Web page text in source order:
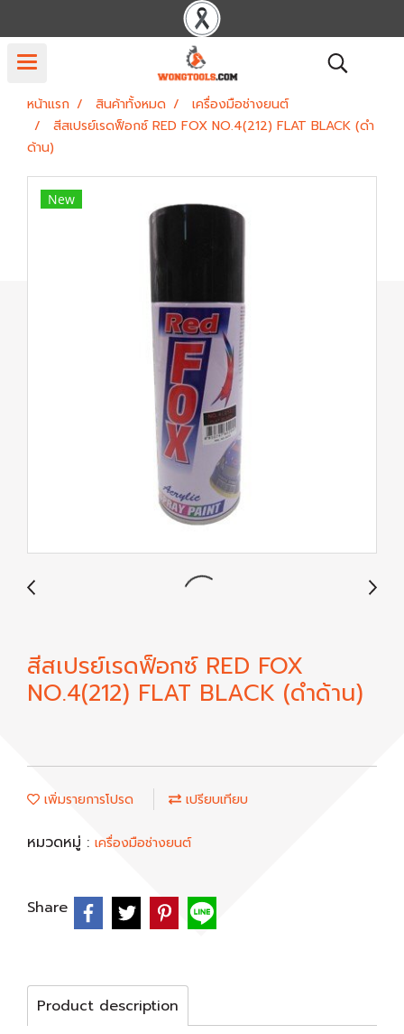
หน้าแรก สินค้าทั้งหมด
เครื่องมือช่างยนต์
สีสเปรย์เรดฟ็อกซ์ RED FOX NO.4(212) FLAT BLACK (ดำ
ด้าน)
New
สีสเปรย์เรดฟ็อกซ์ RED FOX
NO.4(212) FLAT BLACK (ดำด้าน)
เพิ่มรายการโปรด เปรียบเทียบ
หมวดหมู่ : เครื่องมือช่างยนต์
Share
Product description